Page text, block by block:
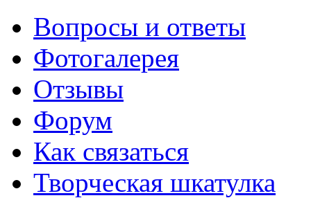
Вопросы и ответы
Фотогалерея
Отзывы
Форум
Как связаться
Творческая шкатулка